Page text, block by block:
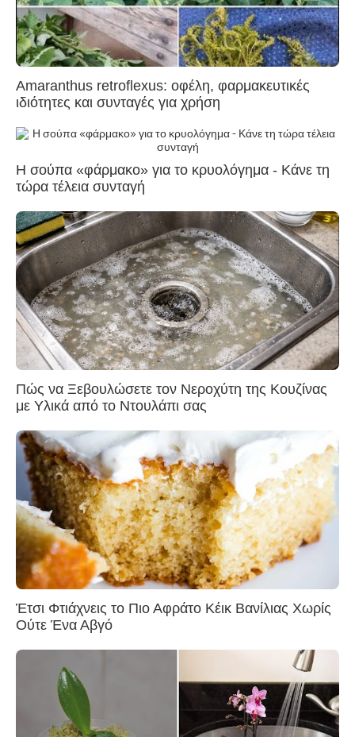
Amaranthus retroflexus: οφέλη, φαρμακευτικές
ιδιότητες και συνταγές για χρήση
Η σούπα «φάρμακο» για το κρυολόγημα - Κάνε τη
τώρα τέλεια συνταγή
Πώς να Ξεβουλώσετε τον Νεροχύτη της Κουζίνας
με Υλικά από το Ντουλάπι σας
Έτσι Φτιάχνεις το Πιο Αφράτο Κέικ Βανίλιας Χωρίς
Ούτε Ένα Αβγό